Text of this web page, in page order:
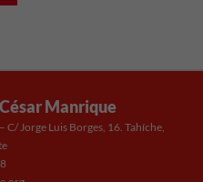
Manrique
C/ Jorge Luis Borges, 16. Tahíche,